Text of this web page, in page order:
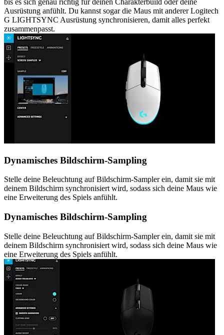
Ausrüstung anfühlt. Du kannst sogar die Maus mit anderer Logitech
G LIGHTSYNC Ausrüstung synchronisieren, damit alles perfekt
zusammenpasst.
Dynamisches Bildschirm-Sampling
Stelle deine Beleuchtung auf Bildschirm-Sampler ein, damit sie mit
deinem Bildschirm synchronisiert wird, sodass sich deine Maus wie
eine Erweiterung des Spiels anfühlt.
Dynamisches Bildschirm-Sampling
Stelle deine Beleuchtung auf Bildschirm-Sampler ein, damit sie mit
deinem Bildschirm synchronisiert wird, sodass sich deine Maus wie
eine Erweiterung des Spiels anfühlt.